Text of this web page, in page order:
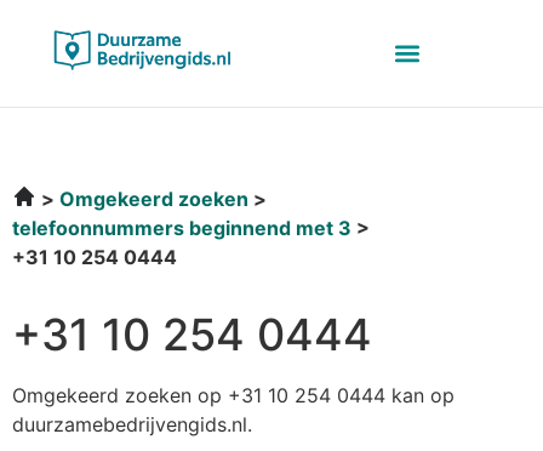
Omgekeerd zoeken
telefoonnummers beginnend met 3
+31 10 254 0444
+31 10 254 0444
Omgekeerd zoeken op +31 10 254 0444 kan op
duurzamebedrijvengids.nl.